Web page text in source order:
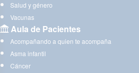
Salud y género
Vacunas
Aula de Pacientes
Acompañando a quien te acompaña
Asma infantil
Cáncer